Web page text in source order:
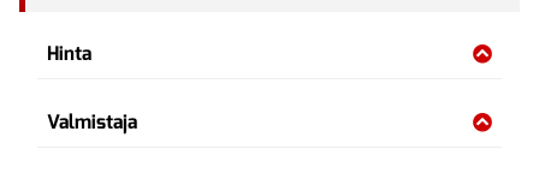
Hinta
Valmistaja